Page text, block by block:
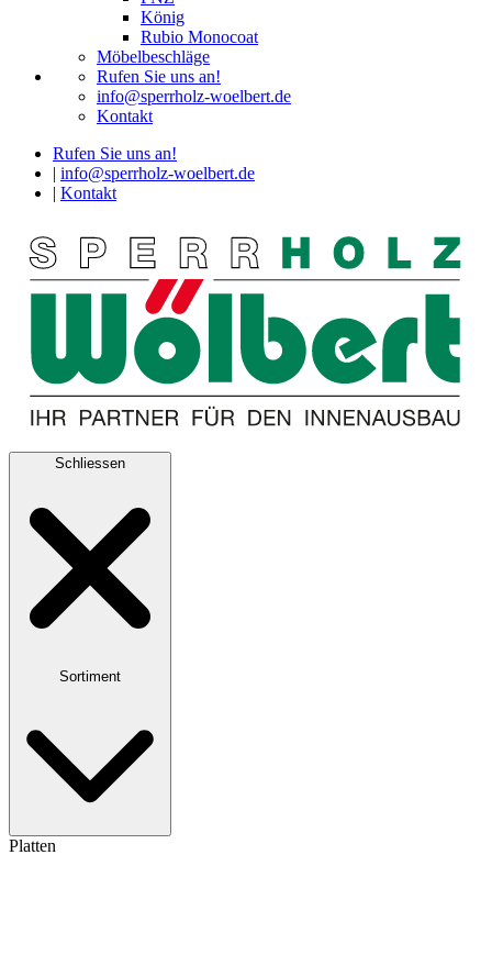
König
Rubio Monocoat
Möbelbeschläge
Rufen Sie uns an!
info@sperrholz-woelbert.de
Kontakt
Rufen Sie uns an!
info@sperrholz-woelbert.de
Kontakt
Schliessen
Sortiment
Platten